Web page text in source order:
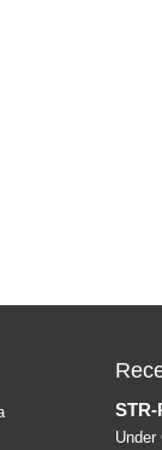
Under